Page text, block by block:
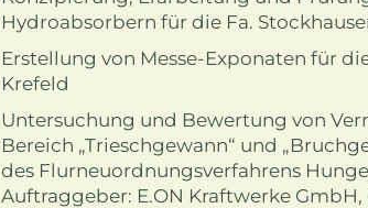
Hydroabsorbern für die Fa.
Erstellung von Messe-Exponaten für
Krefeld
Untersuchung und Bewertung von
Bereich „Trieschgewann“ und
des Flurneuordnungsverfahrens
Auftraggeber: E.ON Kraftwerke